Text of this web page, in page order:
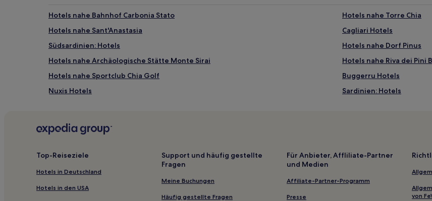
Hotels nahe Bahnhof Carbonia Stato
Hotels nahe Torre Chia
Hotels nahe Sant'Anastasia
Cagliari Hotels
Südsardinien: Hotels
Hotels nahe Dorf Pinus
Hotels nahe Archäologische Stätte Monte Sirai
Hotels nahe Riva dei Pini
Hotels nahe Sportclub Chia Golf
Buggerru Hotels
Nuxis Hotels
Sardinien: Hotels
Hotels nahe Strand Su Portu
Pula Hotels
Iglesias Hotels
Hotels nahe Strand von Santa Margherita di Pula
Hotels nahe Bahnhof Cagliari Elmas
Monteponi Hotels
Hotels nahe Strand Sa
Top-Reiseziele
Hotels in Deutschland
Hotels in den USA
Support und häufig gestellte
Fragen
Meine Buchungen
Häufig gestellte Fragen
Für Anbieter, Affliliate-Partner
und Medien
Affiliate-Partner-Programm
Presse
von